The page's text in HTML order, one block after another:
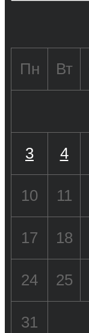
Пн Вт
3 4
10 11
17 18
24 25
31